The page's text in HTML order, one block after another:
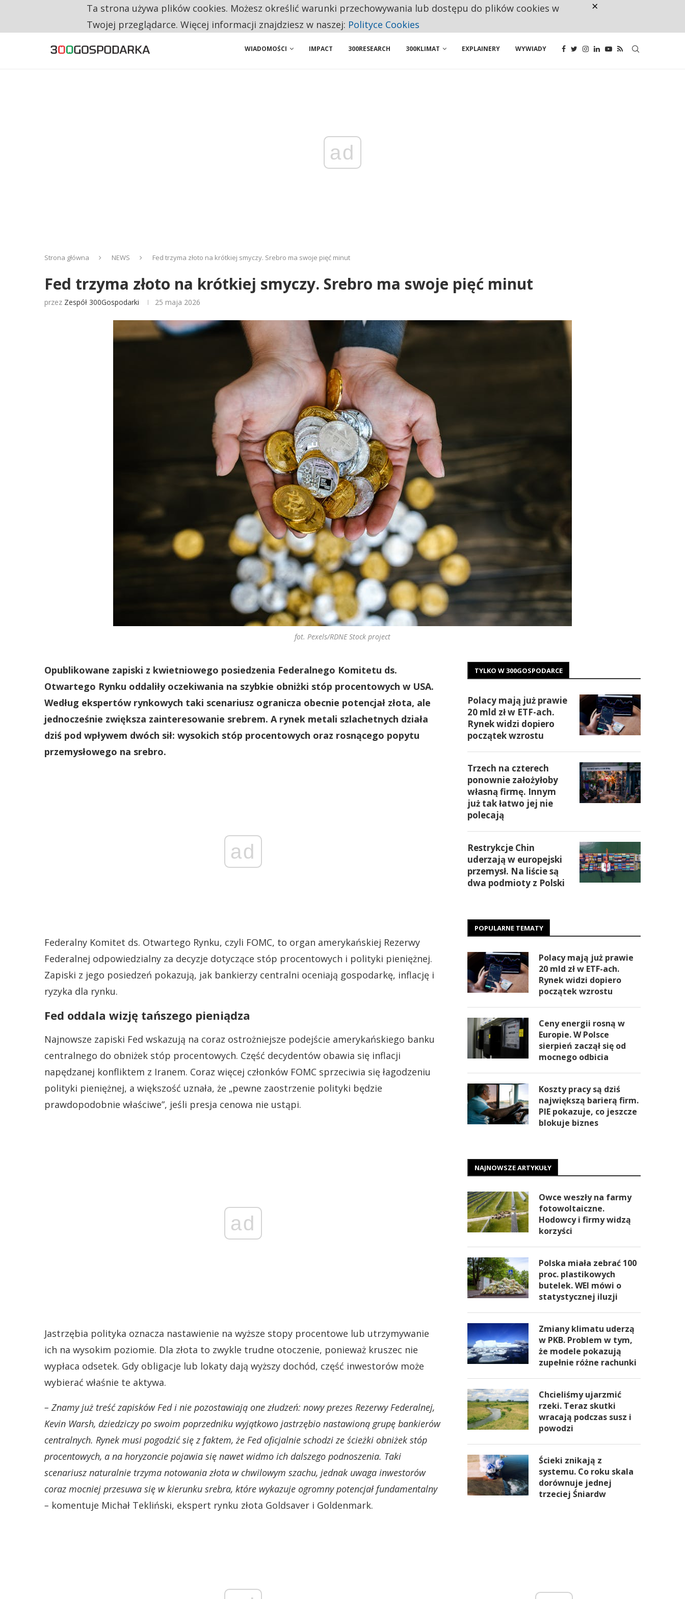
RESTRYKCJE CHIN UDERZAJĄ W EUROPEJSKI PRZEMYSŁ. NA LIŚCIE SĄ DWA PODMIOTY Z POLSKI
WIADOMOŚCI IMPACT 300RESEARCH 300KLIMAT EXPLAINERY WYWIADY
ad
Strona główna NEWS Fed trzyma złoto na krótkiej smyczy. Srebro ma swoje pięć minut
Fed trzyma złoto na krótkiej smyczy. Srebro ma swoje pięć minut
przez Zespół 300Gospodarki 25 maja 2026
fot. Pexels/RDNE Stock project
Opublikowane zapiski z kwietniowego posiedzenia Federalnego Komitetu ds.
Otwartego Rynku oddaliły oczekiwania na szybkie obniżki stóp procentowych w USA.
Według ekspertów rynkowych taki scenariusz ogranicza obecnie potencjał złota, ale
jednocześnie zwiększa zainteresowanie srebrem. A rynek metali szlachetnych działa
dziś pod wpływem dwóch sił: wysokich stóp procentowych oraz rosnącego popytu
przemysłowego na srebro.
ad
Federalny Komitet ds. Otwartego Rynku, czyli FOMC, to organ amerykańskiej Rezerwy
Federalnej odpowiedzialny za decyzje dotyczące stóp procentowych i polityki pieniężnej.
Zapiski z jego posiedzeń pokazują, jak bankierzy centralni oceniają gospodarkę, inflację i
ryzyka dla rynku.
Fed oddala wizję tańszego pieniądza
Najnowsze zapiski Fed wskazują na coraz ostrożniejsze podejście amerykańskiego banku
centralnego do obniżek stóp procentowych. Część decydentów obawia się inflacji
napędzanej konfliktem z Iranem. Coraz więcej członków FOMC sprzeciwia się łagodzeniu
polityki pieniężnej, a większość uznała, że „pewne zaostrzenie polityki będzie
prawdopodobnie właściwe”, jeśli presja cenowa nie ustąpi.
ad
Jastrzębia polityka oznacza nastawienie na wyższe stopy procentowe lub utrzymywanie
ich na wysokim poziomie. Dla złota to zwykle trudne otoczenie, ponieważ kruszec nie
wypłaca odsetek. Gdy obligacje lub lokaty dają wyższy dochód, część inwestorów może
wybierać właśnie te aktywa.
– Znamy już treść zapisków Fed i nie pozostawiają one złudzeń: nowy prezes Rezerwy Federalnej,
Kevin Warsh, dziedziczy po swoim poprzedniku wyjątkowo jastrzębio nastawioną grupę bankierów
centralnych. Rynek musi pogodzić się z faktem, że Fed oficjalnie schodzi ze ścieżki obniżek stóp
procentowych, a na horyzoncie pojawia się nawet widmo ich dalszego podnoszenia. Taki
scenariusz naturalnie trzyma notowania złota w chwilowym szachu, jednak uwaga inwestorów
coraz mocniej przesuwa się w kierunku srebra, które wykazuje ogromny potencjał fundamentalny
– komentuje Michał Tekliński, ekspert rynku złota Goldsaver i Goldenmark.
TYLKO W 300GOSPODARCE
Polacy mają już prawie
20 mld zł w ETF-ach.
Rynek widzi dopiero
początek wzrostu
Trzech na czterech
ponownie założyłoby
własną firmę. Innym
już tak łatwo jej nie
polecają
Restrykcje Chin
uderzają w europejski
przemysł. Na liście są
dwa podmioty z Polski
POPULARNE TEMATY
Polacy mają już prawie
20 mld zł w ETF-ach.
Rynek widzi dopiero
początek wzrostu
Ceny energii rosną w
Europie. W Polsce
sierpień zaczął się od
mocnego odbicia
Koszty pracy są dziś
największą barierą firm.
PIE pokazuje, co jeszcze
blokuje biznes
NAJNOWSZE ARTYKUŁY
Owce weszły na farmy
fotowoltaiczne.
Hodowcy i firmy widzą
korzyści
Polska miała zebrać 100
proc. plastikowych
butelek. WEI mówi o
statystycznej iluzji
Zmiany klimatu uderzą
w PKB. Problem w tym,
że modele pokazują
zupełnie różne rachunki
Chcieliśmy ujarzmić
rzeki. Teraz skutki
wracają podczas susz i
powodzi
Ścieki znikają z
systemu. Co roku skala
dorównuje jednej
trzeciej Śniardw
Ta strona używa plików cookies. Możesz określić warunki przechowywania lub dostępu do plików cookies w
Twojej przeglądarce. Więcej informacji znajdziesz w naszej: Polityce Cookies
×